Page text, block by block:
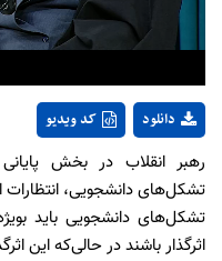
کد ویدیو دانلود
رهبر انقلاب در بخش
تشکل‌های دانشجویی، انتظارات
تشکل‌های دانشجویی باید
اثرگذار باشند در حالی‌که این